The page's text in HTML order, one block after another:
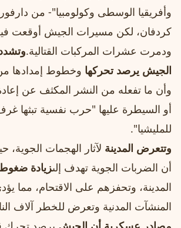
وأفريقيا الوسطى وكولومبيا"- من
كردفان، لكن مسيرات الجيش أوقعت
ودمرت عشرات المركبات القتالية.
الجيش يرصد تحركها وخطوط إمدادها من
وأن ما تفعله من النشر المكثف عن
أو السيطرة عليها "حرب نفسية تبثها غرف
للمليشيا".
وتتعرض المدينة لآثار الهجمات الجوية،
أن الضربات الجوية تهدف إلىزيادة ضغوط
المدينة، وتحفزهم على الاقتحام، مما
المنشآت المدنية وتعرض للخطر آلاف